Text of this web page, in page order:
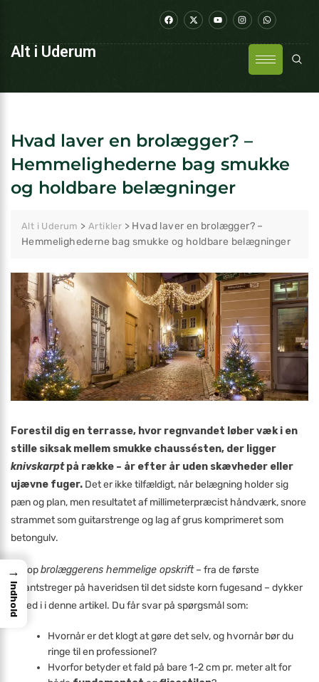
Alt i Uderum
Hvad laver en brolægger? –
Hemmelighederne bag smukke
og holdbare belægninger
Alt i Uderum >Artikler > Hvad laver en brolægger? –
Hemmelighederne bag smukke og holdbare belægninger
Forestil dig en terrasse, hvor regnvandet løber væk i en
stille siksak mellem smukke chaussésten, der ligger
knivskarptpå række – år efter år uden skævheder eller
ujævne fuger. Det er ikke tilfældigt, når belægning holder sig
pæn og plan, men resultatet af millimeterpræcist håndværk, snore
strammet som guitarstrenge og lag af grus komprimeret som
betongulv.
Netopbrolæggerens hemmelige opskrift– fra de første
blyantstreger på haveridsen til det sidste korn fugesand – dykker
vi ned i i denne artikel. Du får svar på spørgsmål som:
Hvornår er det klogt at gøre det selv, og hvornår bør du
ringe til en professionel?
Hvorfor betyder et fald på bare 1-2 cm pr. meter alt for
→
Indhold